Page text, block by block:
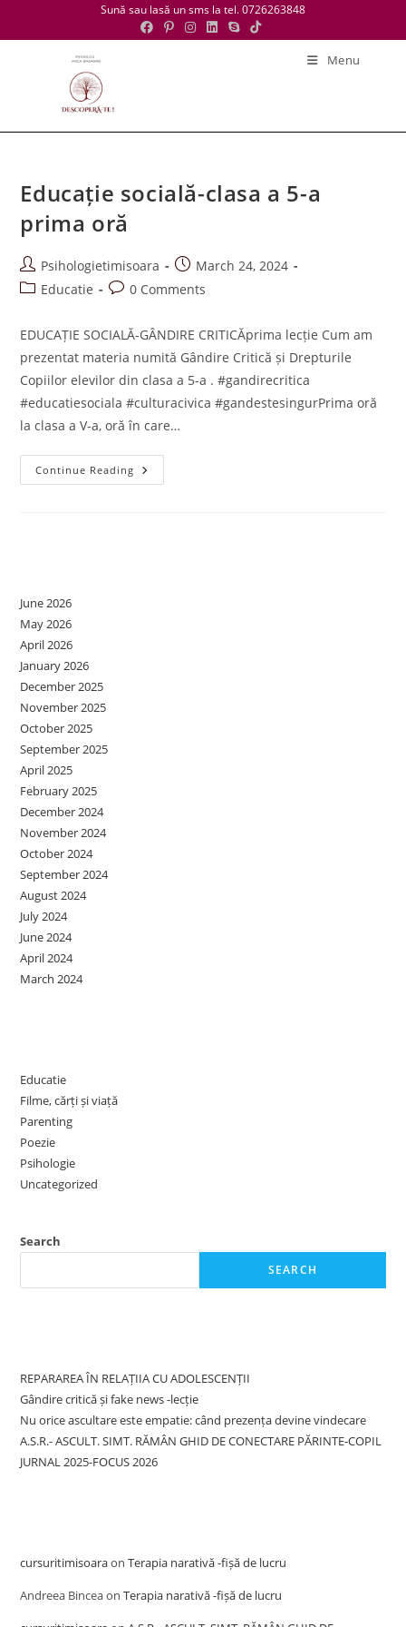
Sună sau lasă un sms la tel. 0726263848
Menu
Educație socială-clasa a 5-a
prima oră
Post
author:
Psihologietimisoara
Post
published:
March 24, 2024
PostEducatie
Post0 Comments
EDUCAȚIE SOCIALĂ-GÂNDIRE CRITICĂprima lecție Cum am
prezentat materia numită Gândire Critică și Drepturile
Copiilor elevilor din clasa a 5-a . #gandirecritica
#educatiesociala #culturacivica #gandestesingurPrima oră
la clasa a V-a, oră în care…
Continue Reading Educație
Socială-
June 2026
May 2026
April 2026
January 2026
December 2025
November 2025
October 2025
September 2025
April 2025
February 2025
December 2024
November 2024
October 2024
September 2024
August 2024
July 2024
June 2024
April 2024
March 2024
Educatie
Filme, cărți și viață
Parenting
Poezie
Psihologie
Uncategorized
Search
SEARCH
REPARAREA ÎN RELAȚIIA CU ADOLESCENȚII
Gândire critică și fake news -lecție
Nu orice ascultare este empatie: când prezența devine vindecare
A.S.R.- ASCULT. SIMT. RĂMÂN GHID DE CONECTARE PĂRINTE-COPIL
JURNAL 2025-FOCUS 2026
cursuritimisoaraonTerapia narativă -fișă de lucru
Andreea BinceaonTerapia narativă -fișă de lucru